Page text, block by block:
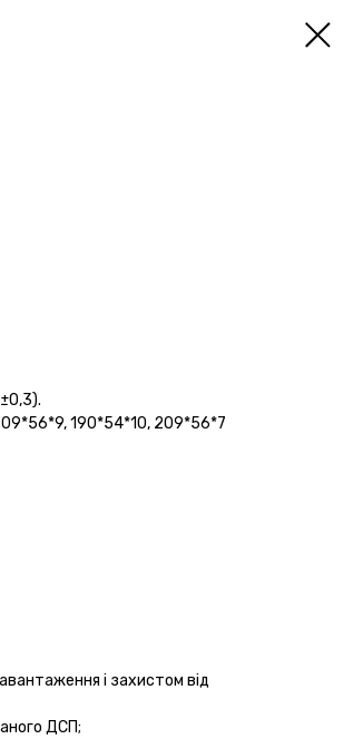
190*54*10, 209*56*7
і захистом від
ДСП;